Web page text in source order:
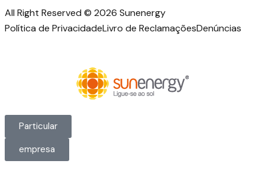
All Right Reserved © 2026 Sunenergy
Política de PrivacidadeLivro de ReclamaçõesDenúncias
Particular
empresa